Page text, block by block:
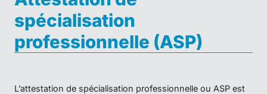
spécialisation
professionnelle (ASP)
L’attestation de spécialisation professionnelle ou ASP est